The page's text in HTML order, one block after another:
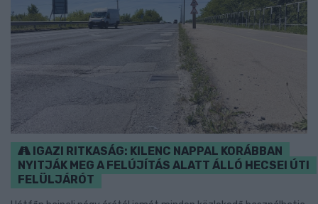
IGAZI RITKASÁG: KILENC NAPPAL KORÁBBAN
NYITJÁK MEG A FELÚJÍTÁS ALATT ÁLLÓ HECSEI ÚTI
FELÜLJÁRÓT